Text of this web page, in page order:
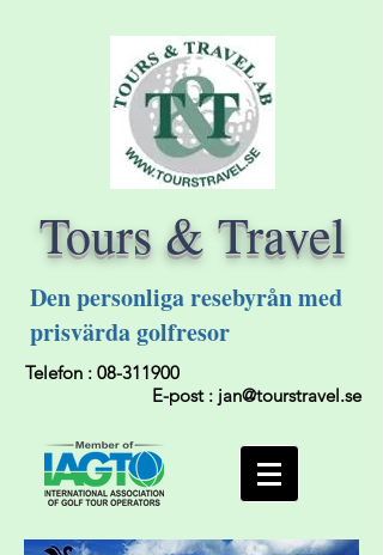
Tours & Travel
Den personliga resebyrån med
prisvärda golfresor
Telefon : 08-311900
E-post : jan@tourstravel.se